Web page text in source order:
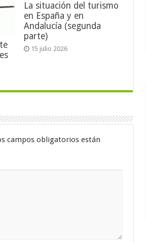
La situación del turismo
en España y en
Andalucía (segunda
parte)
15 julio 2026
campos obligatorios están